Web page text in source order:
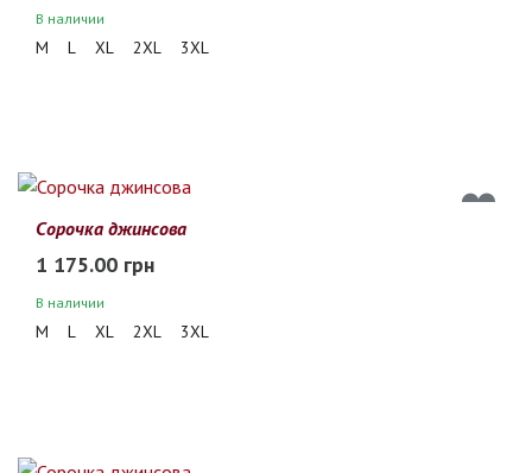
В наличии
M L XL 2XL 3XL
Сорочка джинсова
1 175.00 грн
В наличии
M L XL 2XL 3XL